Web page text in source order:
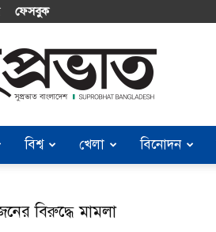
ফেসবুক
Suprobhat
বিশ্ব খেলা বিনোদন
বিরুদ্ধে মামলা